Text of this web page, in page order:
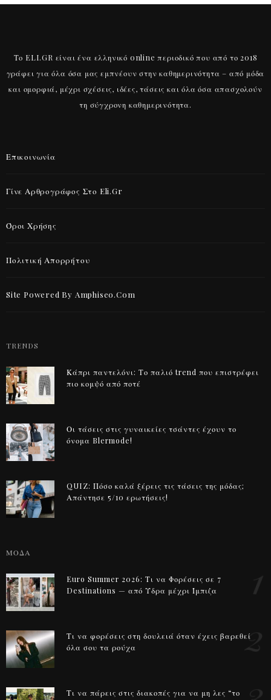
Το ELI.GR είναι ένα ελληνικό online περιοδικό που από το 2018
γράφει για όλα όσα μας εμπνέουν στην καθημερινότητα – από μόδα
και ομορφιά, μέχρι σχέσεις, ιδέες, τάσεις και όλα όσα απασχολούν
τη σύγχρονη καθημερινότητα.
Επικοινωνία
Γίνε Αρθρογράφος Στο Eli.gr
Όροι Χρήσης
Πολιτική Απορρήτου
Site Powered By Amphiseo.com
TRENDS
Κάπρι παντελόνι: Το παλιό trend που επιστρέφει
πιο κομψό από ποτέ
Οι τάσεις στις γυναικείες τσάντες έχουν το
όνομα Blermode!
QUIZ: Πόσο καλά ξέρεις τις τάσεις της μόδας;
Απάντησε 5/10 ερωτήσεις!
ΜΟΔΑ
Euro Summer 2026: Τι να Φορέσεις σε 7
Destinations — από Ύδρα μέχρι Ίμπιζα
Τι να φορέσεις στη δουλειά όταν έχεις βαρεθεί
όλα σου τα ρούχα
2
Τι να πάρεις στις διακοπές για να μη λες “το